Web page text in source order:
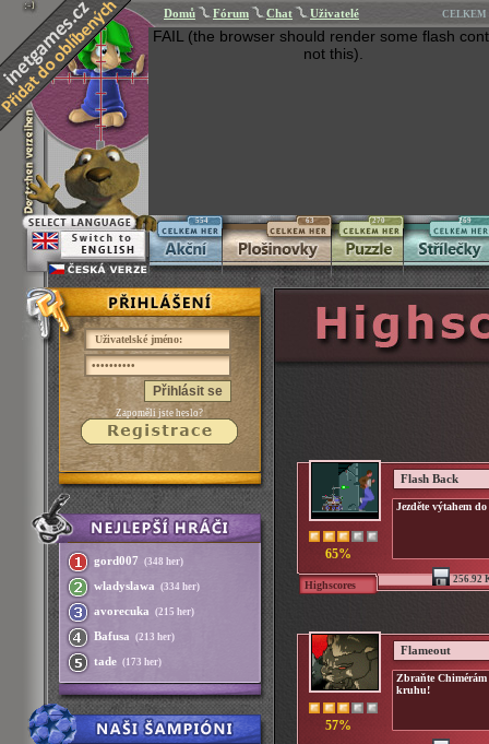
Domů Fórum Chat Uživatelé CELKEM
FAIL (the browser should render some flash
not this).
554 63 270 269
Přihlásit se
Zapoměli jste heslo?
gord007 (348 her)
wladyslawa (334 her)
avorecuka (215 her)
Bafusa (213 her)
tade (173 her)
65%
Flash Back
Jezděte výtahem
Highscores 256.92
57%
Flameout
Zbraňte
kruhu!